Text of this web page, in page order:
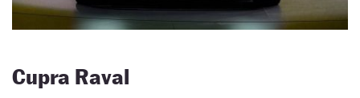
Cupra Raval